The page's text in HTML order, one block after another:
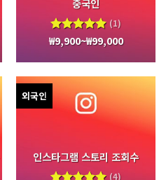
5 중에서
5.00
평가됨
(1)
₩9,900~₩99,000
외국인
인스타그램 스토리 조회수
(4)